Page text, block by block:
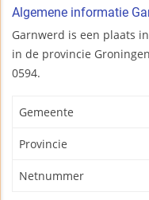
Algemene informatie
Garnwerd is een plaats
in de provincie
0594.
Gemeente
Provincie
Netnummer